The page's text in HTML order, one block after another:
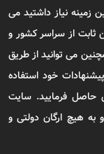
زمینه نیاز داشتید می
( تماس با تلفن ثابت از سراسر کشور و
باشید. همچنین می توانید از طریق
خود استفاده
شماره تلفن 54787700-021 تماس حاصل فرمایید. سایت
به هیچ ارگان دولتی و